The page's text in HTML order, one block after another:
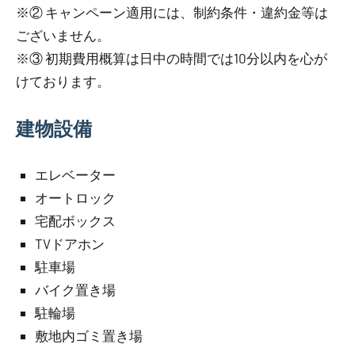
※② キャンペーン適用には、制約条件・違約金等は
ございません。
※③ 初期費用概算は日中の時間では10分以内を心が
けております。
建物設備
エレベーター
オートロック
宅配ボックス
TVドアホン
駐車場
バイク置き場
駐輪場
敷地内ゴミ置き場